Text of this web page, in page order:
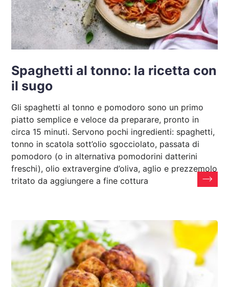
Spaghetti al tonno: la ricetta con
il sugo
Gli spaghetti al tonno e pomodoro sono un primo
piatto semplice e veloce da preparare, pronto in
circa 15 minuti. Servono pochi ingredienti: spaghetti,
tonno in scatola sott’olio sgocciolato, passata di
pomodoro (o in alternativa pomodorini datterini
freschi), olio extravergine d’oliva, aglio e prezzemolo
tritato da aggiungere a fine cottura